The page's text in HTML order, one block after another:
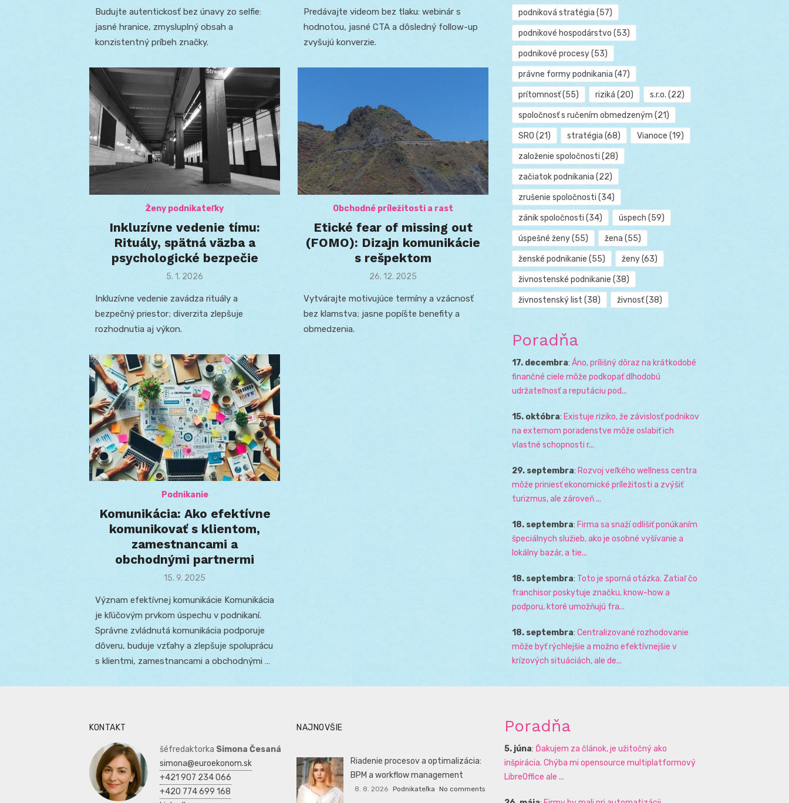
Budujte autentickosť bez únavy zo selfie:
jasné hranice, zmysluplný obsah a
konzistentný príbeh značky.
Predávajte videom bez tlaku: webinár s
hodnotou, jasné CTA a dôsledný follow-up
zvyšujú konverzie.
Ženy podnikateľky
Inkluzívne vedenie tímu:
Rituály, spätná väzba a
psychologické bezpečie
Posted
5. 1. 2026
Inkluzívne vedenie zavádza rituály a
bezpečný priestor; diverzita zlepšuje
rozhodnutia aj výkon.
Obchodné príležitosti a rast
Etické fear of missing out
(FOMO): Dizajn komunikácie
s rešpektom
Posted
26. 12. 2025
Vytvárajte motivujúce termíny a vzácnosť
bez klamstva; jasne popíšte benefity a
obmedzenia.
Podnikanie
Komunikácia: Ako efektívne
komunikovať s klientom,
zamestnancami a
obchodnými partnermi
Posted
15. 9. 2025
Význam efektívnej komunikácie Komunikácia
je kľúčovým prvkom úspechu v podnikaní.
Správne zvládnutá komunikácia podporuje
dôveru, buduje vzťahy a zlepšuje spoluprácu
s klientmi, zamestnancami a obchodnými …
podniková stratégia (57)
podnikové hospodárstvo (53)
podnikové procesy(53)
právne formy podnikania (47)
prítomnosť(55) riziká (20) s.r.o. (22)
spoločnosť s ručením obmedzeným (21)
SRO (21) stratégia (68) Vianoce (19)
založenie spoločnosti (28)
začiatok podnikania (22)
zrušenie spoločnosti (34)
zánik spoločnosti (34) úspech (59)
úspešné ženy(55) žena (55)
ženské podnikanie (55) ženy(63)
živnostenské podnikanie (38)
živnostenský list (38) živnosť(38)
Poradňa
17. decembra: Áno, prílišný dôraz na krátkodobé
finančné ciele môže podkopať dlhodobú
udržateľnosť a reputáciu pod...
15. októbra: Existuje riziko, že závislosť podnikov
na externom poradenstve môže oslabiť ich
vlastné schopnosti r...
29. septembra: Rozvoj veľkého wellness centra
môže priniesť ekonomické príležitosti a zvýšiť
turizmus, ale zároveň ...
18. septembra: Firma sa snaží odlišiť ponúkaním
špeciálnych služieb, ako je osobné vyšívanie a
lokálny bazár, a tie...
18. septembra: Toto je sporná otázka. Zatiaľ čo
franchisor poskytuje značku, know-how a
podporu, ktoré umožňujú fra...
18. septembra: Centralizované rozhodovanie
môže byť rýchlejšie a možno efektívnejšie v
krízových situáciách, ale de...
KONTAKT
šéfredaktorka Simona Česaná
simona@euroekonom.sk
+421 907 234 066
+420 774 699 168
NAJNOVŠIE
Riadenie procesov a optimalizácia:
BPM a workflow management
8. 8. 2026 Podnikateľka No comments
Poradňa
5. júna: Ďakujem za článok, je užitočný ako
inšpirácia. Chýba mi opensource multiplatformový
LibreOffice ale ...